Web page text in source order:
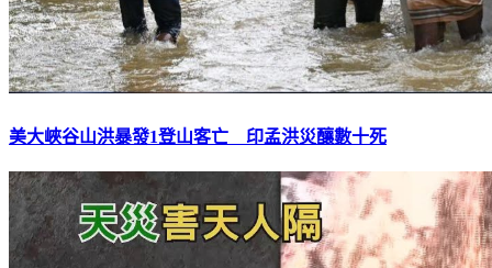
美大峽谷山洪暴發1登山客亡 印孟洪災釀數十死